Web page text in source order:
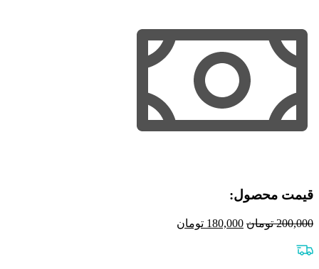
محمد
بخشی
عدد
قیمت محصول:​
200,000 تومان قیمت
180,000 تومان